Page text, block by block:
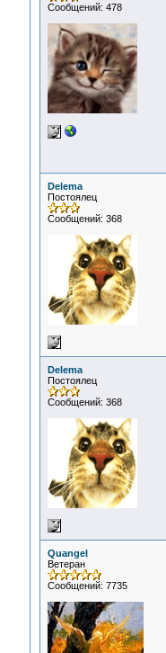
Сообщений: 478
Delema
Постоялец
Сообщений: 368
Delema
Постоялец
Сообщений: 368
Quangel
Ветеран
Сообщений: 7735